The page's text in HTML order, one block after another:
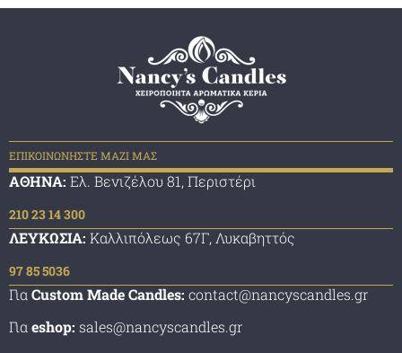
ΕΠΙΚΟΙΝΩΝΗΣΤΕ ΜΑΖΙ ΜΑΣ
ΑΘΗΝΑ: Ελ. Βενιζέλου 81, Περιστέρι
210 23 14 300
ΛΕΥΚΩΣΙΑ: Καλλιπόλεως 67Γ, Λυκαβηττός
97 85 5036
ΓιαCustom Made Candles: contact@nancyscandles.gr
Γιαeshop: sales@nancyscandles.gr